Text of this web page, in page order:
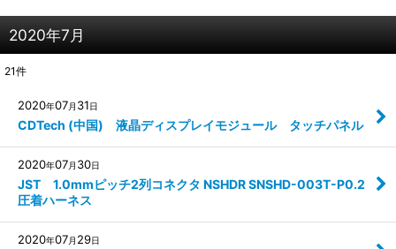
2020年7月
21件
2020年07月 31日
CDTech (中国) 液晶ディスプレイモジュール タッチパネル
2020年07月 30日
JST 1.0mmピッチ2列コネクタ NSHDR SNSHD-003T-P0.2
圧着ハーネス
2020年07月 29日